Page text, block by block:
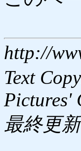
http://
Text
Pictures'
最終更